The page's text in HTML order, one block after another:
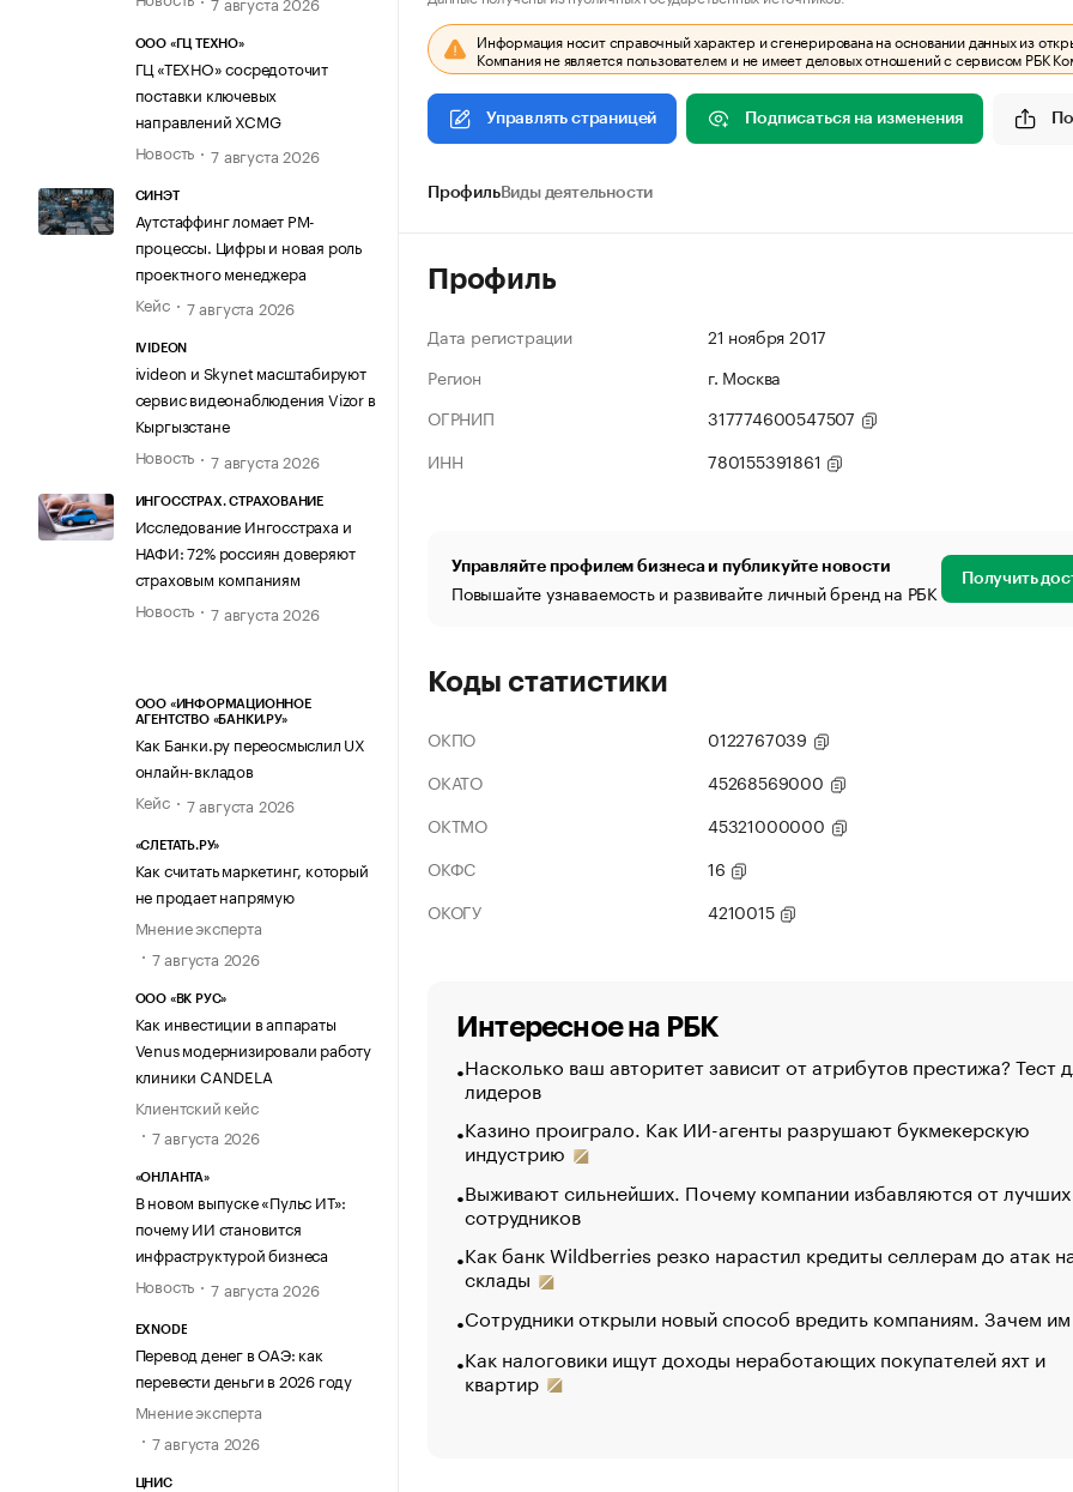
ООО «ГЦ ТЕХНО»
ГЦ «ТЕХНО» сосредоточит
поставки ключевых
направлений XCMG
Новость
7 августа 2026
СИНЭТ
Аутстаффинг ломает PM-
процессы. Цифры и новая роль
проектного менеджера
Кейс
7 августа 2026
IVIDEON
ivideon и Skynet масштабируют
сервис видеонаблюдения Vizor в
Кыргызстане
Новость
7 августа 2026
ИНГОССТРАХ. СТРАХОВАНИЕ
Исследование Ингосстраха и
НАФИ: 72% россиян доверяют
страховым компаниям
Новость
7 августа 2026
ООО «ИНФОРМАЦИОННОЕ
АГЕНТСТВО «БАНКИ.РУ»
Как Банки.ру переосмыслил UX
онлайн-вкладов
Кейс
7 августа 2026
«СЛЕТАТЬ.РУ»
Как считать маркетинг, который
не продает напрямую
Мнение эксперта
7 августа 2026
ООО «ВК РУС»
Как инвестиции в аппараты
Venus модернизировали работу
клиники CANDELA
Клиентский кейс
7 августа 2026
«ОНЛАНТА»
В новом выпуске «Пульс ИТ»:
почему ИИ становится
инфраструктурой бизнеса
Новость
7 августа 2026
EXNODE
Перевод денег в ОАЭ: как
перевести деньги в 2026 году
Мнение эксперта
7 августа 2026
ЦНИС
Информация носит справочный характер и сгенерирована на основании данных из
Компания не является пользователем и не имеет деловых отношений с сервисом РБК
Управлять страницей Подписаться на изменения
ПрофильВиды деятельности
Профиль
Дата регистрации
21 ноября 2017
Регион
г. Москва
ОГРНИП
317774600547507
ИНН
780155391861
Управляйте профилем бизнеса и публикуйте новости
Повышайте узнаваемость и развивайте личный бренд на РБК Получить
Коды статистики
ОКПО
0122767039
ОКАТО
45268569000
ОКТМО
45321000000
ОКФС
16
ОКОГУ
4210015
Интересное на РБК
Насколько ваш авторитет зависит от атрибутов престижа? Тест
лидеров
Казино проиграло. Как ИИ-агенты разрушают букмекерскую
индустрию
Выживают сильнейших. Почему компании избавляются от лучших
сотрудников
Как банк Wildberries резко нарастил кредиты селлерам до атак
склады
Сотрудники открыли новый способ вредить компаниям. Зачем
Как налоговики ищут доходы неработающих покупателей яхт и
квартир